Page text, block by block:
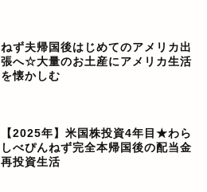
ねず夫帰国後はじめてのアメリカ出
張へ☆大量のお土産にアメリカ生活
を懐かしむ
【2025年】米国株投資4年目★わら
しべぴんねず完全本帰国後の配当金
再投資生活